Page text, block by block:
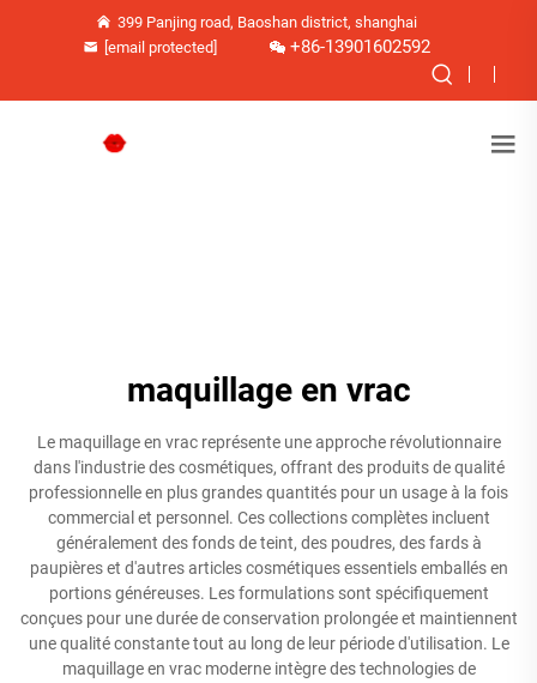
399 Panjing road, Baoshan district, shanghai
[email protected]
+86-13901602592
maquillage en vrac
Le maquillage en vrac représente une approche révolutionnaire
dans l'industrie des cosmétiques, offrant des produits de qualité
professionnelle en plus grandes quantités pour un usage à la fois
commercial et personnel. Ces collections complètes incluent
généralement des fonds de teint, des poudres, des fards à
paupières et d'autres articles cosmétiques essentiels emballés en
portions généreuses. Les formulations sont spécifiquement
conçues pour une durée de conservation prolongée et maintiennent
une qualité constante tout au long de leur période d'utilisation. Le
maquillage en vrac moderne intègre des technologies de